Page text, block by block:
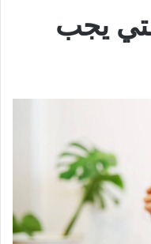
يجب